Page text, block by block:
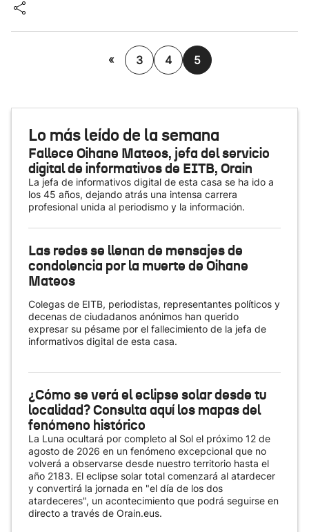
« 3 4 5
Lo más leído de la semana
Fallece Oihane Mateos, jefa del servicio
digital de informativos de EITB, Orain
La jefa de informativos digital de esta casa se ha ido a
los 45 años, dejando atrás una intensa carrera
profesional unida al periodismo y la información.
Las redes se llenan de mensajes de
condolencia por la muerte de Oihane
Mateos
Colegas de EITB, periodistas, representantes políticos y
decenas de ciudadanos anónimos han querido
expresar su pésame por el fallecimiento de la jefa de
informativos digital de esta casa.
¿Cómo se verá el eclipse solar desde tu
localidad? Consulta aquí los mapas del
fenómeno histórico
La Luna ocultará por completo al Sol el próximo 12 de
agosto de 2026 en un fenómeno excepcional que no
volverá a observarse desde nuestro territorio hasta el
año 2183. El eclipse solar total comenzará al atardecer
y convertirá la jornada en "el día de los dos
atardeceres", un acontecimiento que podrá seguirse en
directo a través de Orain.eus.